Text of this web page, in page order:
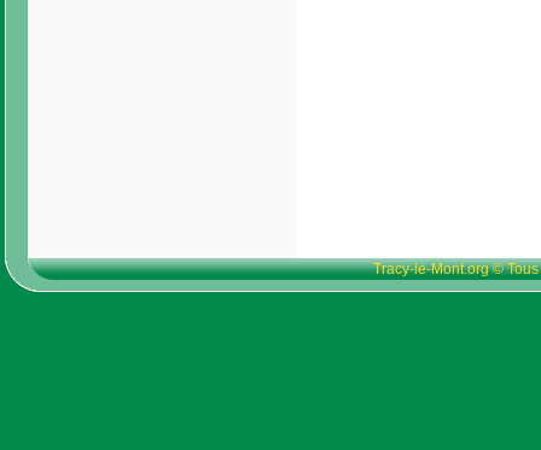
Tracy-le-Mont.org ©